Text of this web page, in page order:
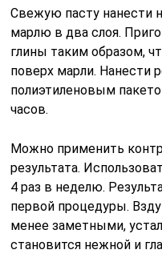
Свежую пасту нанести
марлю в два слоя.
глины таким образом,
поверх марли. Нанести
полиэтиленовым
часов.
Можно применить
результата.
4 раз в неделю.
первой процедуры.
менее заметными,
становится нежной и